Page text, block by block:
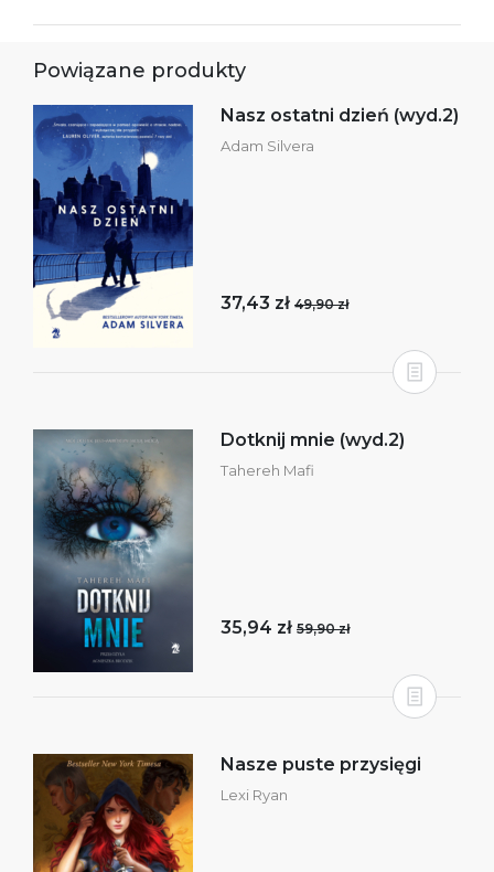
Powiązane produkty
Nasz ostatni dzień (wyd.2)
Adam Silvera
37,43 zł 49,90 zł
Dotknij mnie (wyd.2)
Tahereh Mafi
35,94 zł 59,90 zł
Nasze puste przysięgi
Lexi Ryan